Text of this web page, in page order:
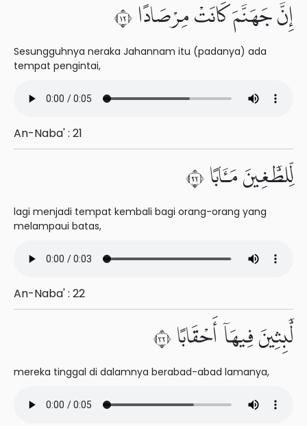
إِنَّ جَهَنَّمَ كَانَتْ مِرْصَادًا ٢١
Sesungguhnya neraka Jahannam itu (padanya) ada
tempat pengintai,
An-Naba' : 21
لِّلطَّٰغِينَ مَـَٔابًا ٢٢
lagi menjadi tempat kembali bagi orang-orang yang
melampaui batas,
An-Naba' : 22
لَّٰبِثِينَ فِيهَآ أَحْقَابًا ٢٣
mereka tinggal di dalamnya berabad-abad lamanya,